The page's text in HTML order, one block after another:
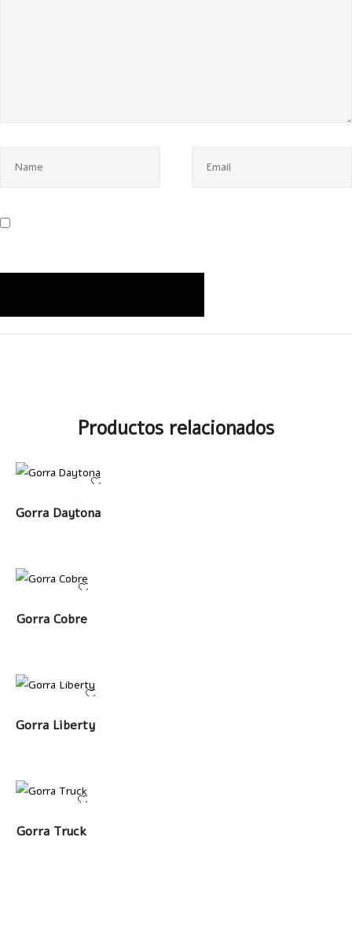
Productos relacionados
LEER MÁS
Gorra Daytona
LEER MÁS
Gorra Cobre
LEER MÁS
Gorra Liberty
LEER MÁS
Gorra Truck